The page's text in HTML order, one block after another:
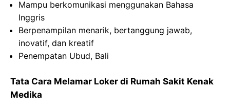
Mampu berkomunikasi menggunakan Bahasa
Inggris
Berpenampilan menarik, bertanggung jawab,
inovatif, dan kreatif
Penempatan Ubud, Bali
Tata Cara Melamar Loker di Rumah Sakit Kenak
Medika